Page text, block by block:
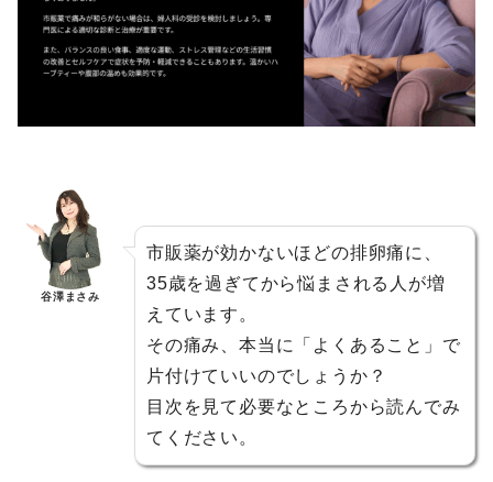
谷澤まさみ
市販薬が効かないほどの排卵痛に、
35歳を過ぎてから悩まされる人が増
えています。
その痛み、本当に「よくあること」で
片付けていいのでしょうか？
目次を見て必要なところから読んでみ
てください。